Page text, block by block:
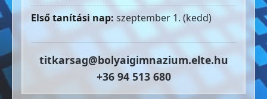
Első tanítási nap: szeptember 1. (kedd)
titkarsag@bolyaigimnazium.elte.hu
+36 94 513 680